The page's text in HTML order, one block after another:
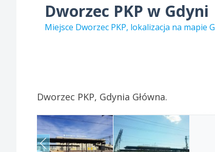
Dworzec PKP w Gdyni
Miejsce Dworzec PKP, lokalizacja na mapie
Dworzec PKP, Gdynia Główna.